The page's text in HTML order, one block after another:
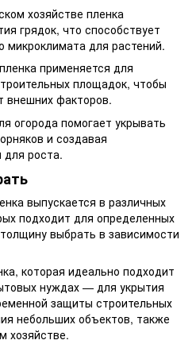
хозяйстве пленка
грядок, что способствует
микроклимата для растений.
применяется для
площадок, чтобы
внешних факторов.
огорода помогает укрывать
и создавая
для роста.
выпускается в различных
подходит для определенных
выбрать в зависимости
которая идеально подходит
нуждах — для укрытия
защиты строительных
небольших объектов, также
хозяйстве.